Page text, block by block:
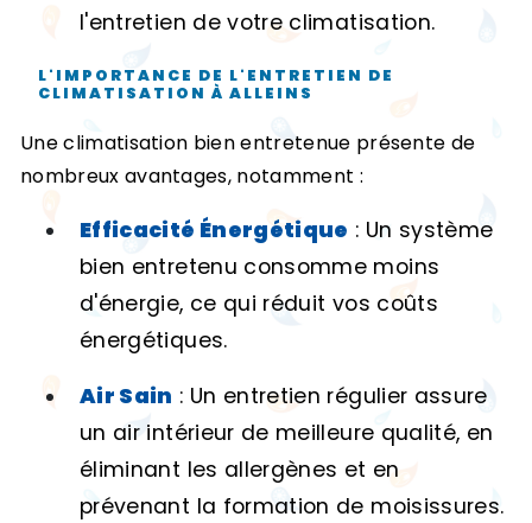
l'entretien de votre climatisation.
L'IMPORTANCE DE L'ENTRETIEN DE
CLIMATISATION À ALLEINS
Une climatisation bien entretenue présente de
nombreux avantages, notamment :
Efficacité Énergétique : Un système
bien entretenu consomme moins
d'énergie, ce qui réduit vos coûts
énergétiques.
Air Sain : Un entretien régulier assure
un air intérieur de meilleure qualité, en
éliminant les allergènes et en
prévenant la formation de moisissures.